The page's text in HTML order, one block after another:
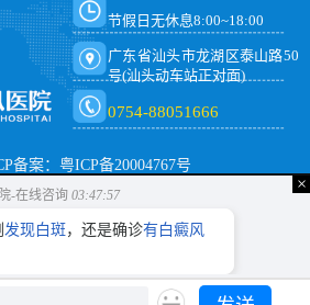
节假日无休息8:00~18:00
广东省汕头市龙湖区泰山路50
号(汕头动车站正对面)
0754-88051666
备案：粤ICP备20004767号
×
-在线咨询 03:47:57
发现白斑 ，还是确诊有白癜风